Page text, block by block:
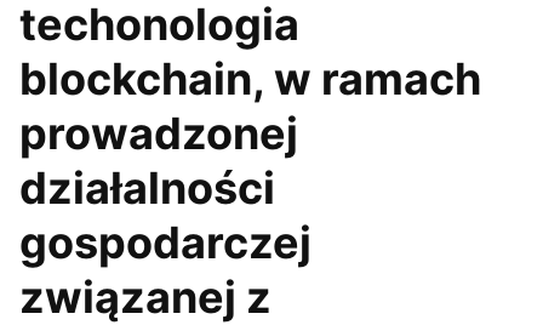
techonologia
blockchain, w ramach
prowadzonej
działalności
gospodarczej
związanej z